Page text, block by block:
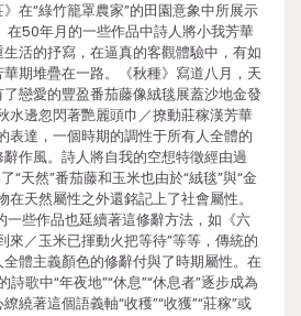
在“綠竹籠罩農家”的田園意象中所展示
在50年月的一些作品中詩人將小我芳華
活的抒寫，在逼真的客觀體驗中，有如
期堆疊在一路。《秋種》寫道八月，天
戀愛的豐盈番茄藤像絨毯展蓋沙地金發
水邊忽閃著艷麗頭巾／撩動莊稼漢芳華
表達，一個時期的調性于所有人全體的
作風。詩人將自我的空想特徵經由過
“天然”番茄藤和玉米也由於“絨毯”與“金
在天然屬性之外還銘記上了社會屬性。
些作品也延續著這修辭方法，如《六
來／玉米已揮動火把等待”等等，傳統的
體主義顏色的修辭付與了時期屬性。在
歌中“年夜地”“休息”“休息者”逐步成為
繞著這個語義軸“收穫”“收獲”“莊稼”或